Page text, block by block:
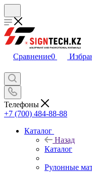
Сравнение0
Телефоны
+7 (700) 484-88-88
Каталог
Назад
Каталог
Рулонные